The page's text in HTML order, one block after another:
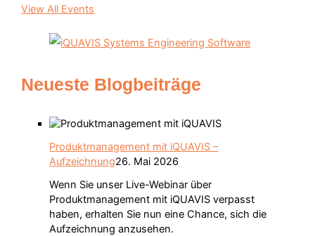
View All Events
Neueste Blogbeiträge
Produktmanagement mit iQUAVIS –
Aufzeichnung26. Mai 2026
Wenn Sie unser Live-Webinar über
Produktmanagement mit iQUAVIS verpasst
haben, erhalten Sie nun eine Chance, sich die
Aufzeichnung anzusehen.